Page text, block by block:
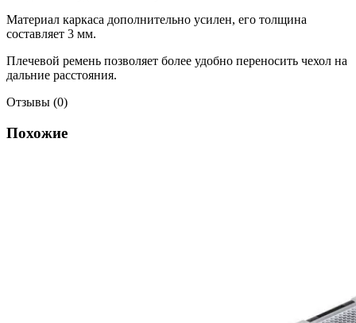
Материал каркаса дополнительно усилен, его толщина
составляет 3 мм.
Плечевой ремень позволяет более удобно переносить чехол на
дальние расстояния.
Отзывы (0)
Похожие